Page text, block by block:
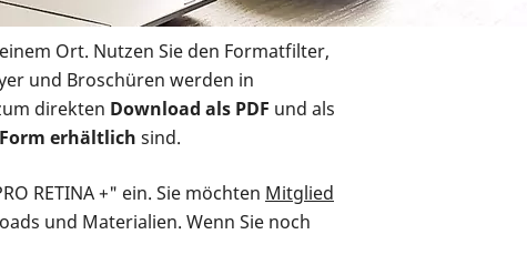
Ort. Nutzen Sie den Formatfilter,
und Broschüren werden in
direkten Download als PDF und als
erhältlich sind.
RETINA +" ein. Sie möchten Mitglied
und Materialien. Wenn Sie noch